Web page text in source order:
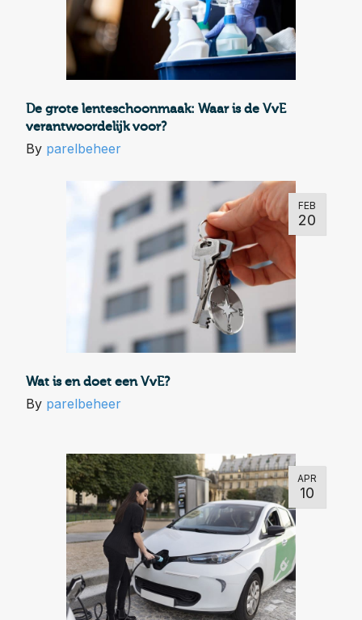
De grote lenteschoonmaak: Waar is de VvE
verantwoordelijk voor?
By parelbeheer
FEB
20
Wat is en doet een VvE?
By parelbeheer
APR
10